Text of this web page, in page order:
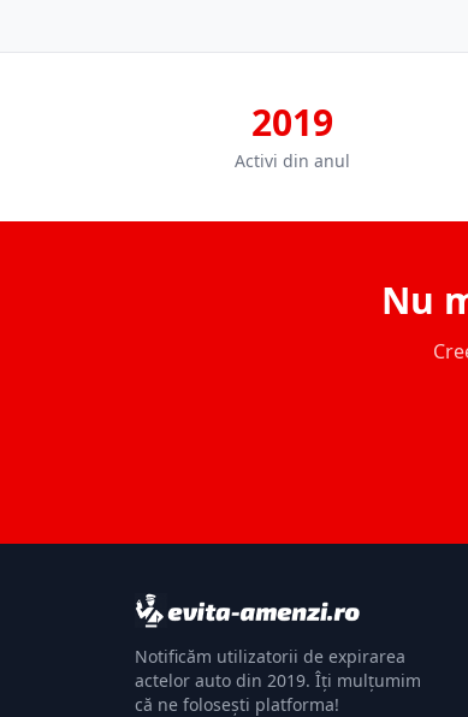
2019
Activi din anul
Nu
Notificăm utilizatorii de expirarea
actelor auto din 2019. Îți mulțumim
că ne folosești platforma!